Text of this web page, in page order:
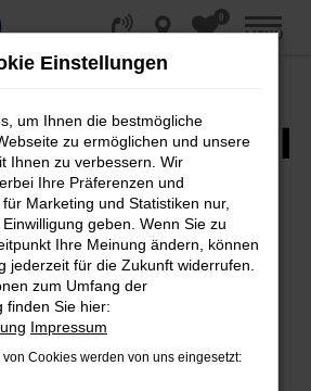
0
MENÜ
EU-
/ REIMPORT |
NACH
QUALITÄT:
NEUWAGEN
Einstellungen
um Ihnen die bestmögliche
zu ermöglichen und unsere
Ihnen zu verbessern. Wir
Ihre Präferenzen und
Marketing und Statistiken nur,
geben. Wenn Sie zu
Ihre Meinung ändern, können
jederzeit für die Zukunft widerrufen.
zum Umfang der
finden Sie hier:
Impressum
Cookies werden von uns eingesetzt: